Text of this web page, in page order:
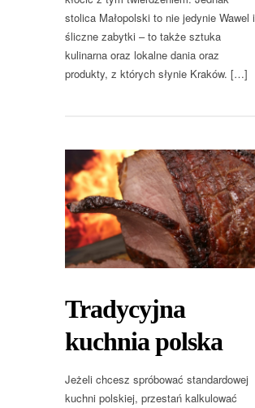
stolica Małopolski to nie jedynie Wawel i
śliczne zabytki – to także sztuka
kulinarna oraz lokalne dania oraz
produkty, z których słynie Kraków. […]
Tradycyjna
kuchnia polska
Jeżeli chcesz spróbować standardowej
kuchni polskiej, przestań kalkulować